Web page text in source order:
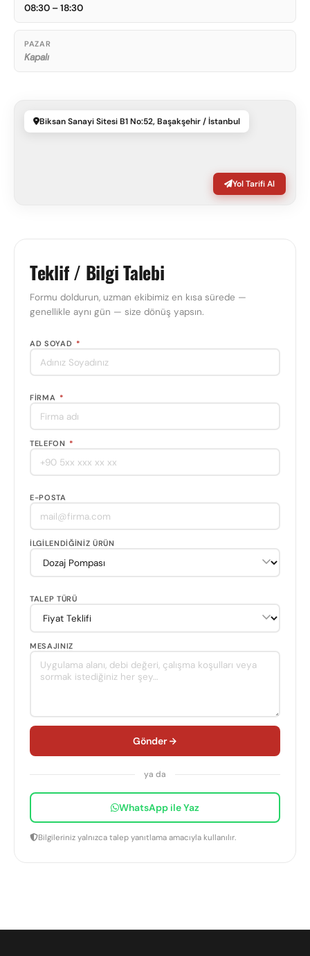
08:30 – 18:30
PAZAR
Kapalı
Biksan Sanayi Sitesi B1 No:52, Başakşehir / İstanbul
Yol Tarifi Al
Teklif / Bilgi Talebi
Formu doldurun, uzman ekibimiz en kısa sürede —
genellikle aynı gün — size dönüş yapsın.
AD SOYAD *
FIRMA *
TELEFON *
E-POSTA
İLGILENDIĞINIZ ÜRÜN
TALEP TÜRÜ
MESAJINIZ
Gönder
ya da
WhatsApp ile Yaz
Bilgileriniz yalnızca talep yanıtlama amacıyla kullanılır.